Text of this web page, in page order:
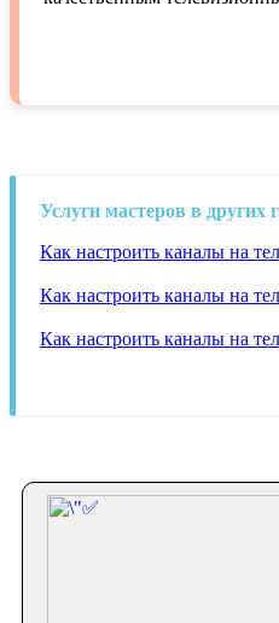
Услуги мастеров в других
Как настроить каналы на
Как настроить каналы на
Как настроить каналы на